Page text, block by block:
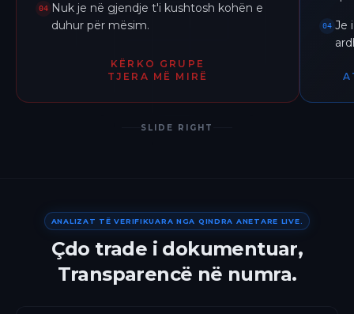
04 Nuk je në gjendje t'i kushtosh kohën e
duhur për mësim.
KËRKO GRUPE
TJERA MË MIRË
04 Je
SLIDE RIGHT
ANALIZAT TË VERIFIKUARA NGA QINDRA ANETARE LIVE.
Çdo trade i dokumentuar,
Transparencë në numra.